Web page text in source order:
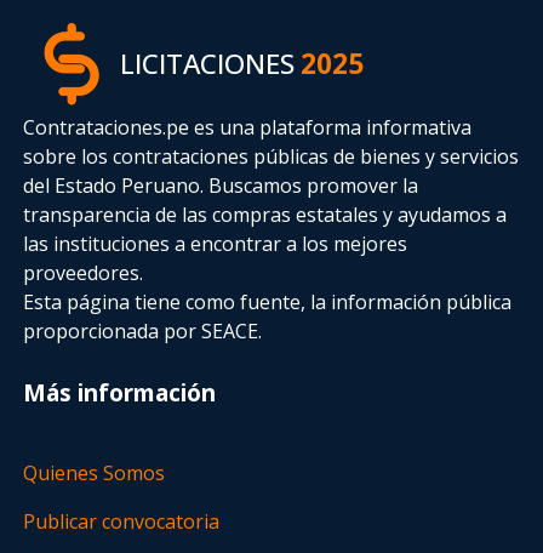
LICITACIONES2025
Contrataciones.pe es una plataforma informativa
sobre los contrataciones públicas de bienes y servicios
del Estado Peruano. Buscamos promover la
transparencia de las compras estatalesy ayudamos a
las instituciones a encontrar a los mejores
proveedores.
Esta página tiene como fuente, la información pública
proporcionada por SEACE.
Más información
Quienes Somos
Publicar convocatoria